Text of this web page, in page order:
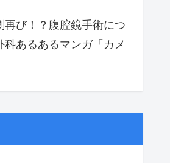
再び！？腹腔鏡手術につ
科あるあるマンガ「カメ